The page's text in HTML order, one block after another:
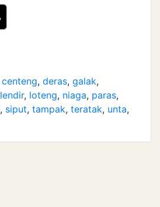
centeng, deras, galak,
lendir, loteng, niaga, paras,
, siput, tampak, teratak, unta,